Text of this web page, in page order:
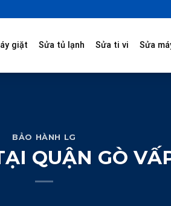
giặt Sửa tủ lạnh Sửa ti vi Sửa
BẢO HÀNH LG
QUẬN GÒ